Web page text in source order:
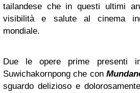
tailandese che in questi ultimi
visibilità e salute al cinema
mondiale.
Due le opere prime presenti
Suwichakornpong che con
sguardo delizioso e